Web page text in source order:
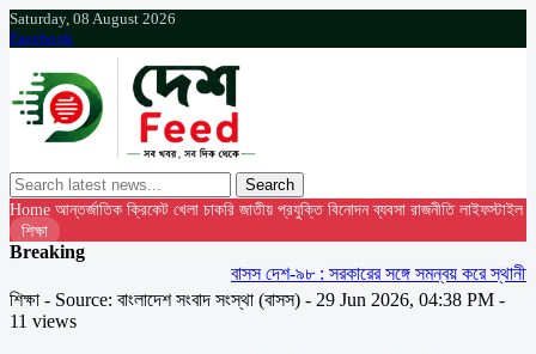
Saturday, 08 August 2026
Facebook
Search
Home আন্তর্জাতিক ক্রিকেট খেলা চাকরি জাতীয় প্রযুক্তি বিনোদনব্যবসা রাজনীতি লাইফস্টাইল
শিক্ষা
Breaking
বাসস দেশ-৯৮ : সরকারের সঙ্গে সমন্বয় করে
শিক্ষা - Source: বাংলাদেশ সংবাদ সংস্থা (বাসস) - 29 Jun 2026, 04:38 PM -
11 views